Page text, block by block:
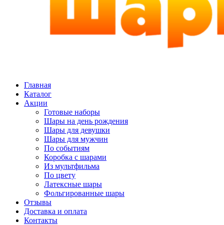
Главная
Каталог
Акции
Готовые наборы
Шары на день рождения
Шары для девушки
Шары для мужчин
По событиям
Коробка с шарами
Из мультфильма
По цвету
Латексные шары
Фольгированные шары
Отзывы
Доставка и оплата
Контакты